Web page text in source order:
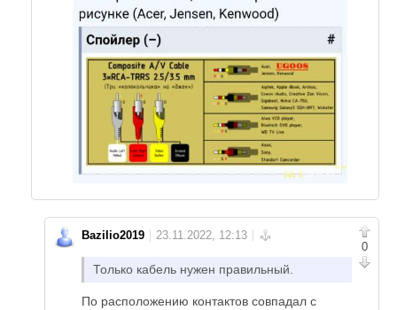
0
Bazilio2019
Только кабель нужен правильный.
По расположению контактов совпадал с